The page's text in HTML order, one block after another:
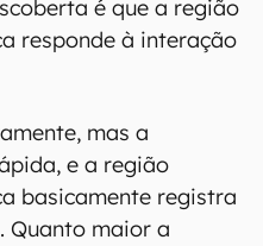
é que a região
responde à interação
mas a
e a região
basicamente registra
Quanto maior a